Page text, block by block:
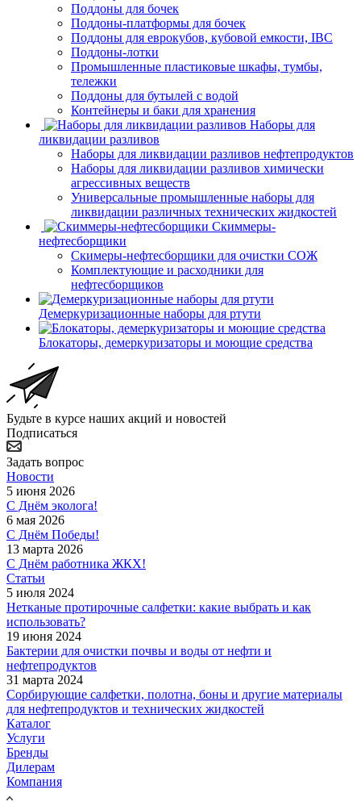
Поддоны для бочек
Поддоны-платформы для бочек
Поддоны для еврокубов, кубовой емкости, IBC
Поддоны-лотки
Промышленные пластиковые шкафы, тумбы,
тележки
Поддоны для бутылей с водой
Контейнеры и баки для хранения
Наборы для
ликвидации разливов
Наборы для ликвидации разливов нефтепродуктов
Наборы для ликвидации разливов химически
агрессивных веществ
Универсальные промышленные наборы для
ликвидации различных технических жидкостей
Скиммеры-
нефтесборщики
Скимеры-нефтесборщики для очистки СОЖ
Комплектующие и расходники для
нефтесборщиков
Демеркуризационные наборы для ртути
Блокаторы, демеркуризаторы и моющие средства
Будьте в курсе наших акций и новостей
Подписаться
Задать вопрос
Новости
5 июня 2026
С Днём эколога!
6 мая 2026
С Днём Победы!
13 марта 2026
С Днём работника ЖКХ!
Статьи
5 июля 2024
Нетканые протирочные салфетки: какие выбрать и как
использовать?
19 июня 2024
Бактерии для очистки почвы и воды от нефти и
нефтепродуктов
31 марта 2024
Сорбирующие салфетки, полотна, боны и другие материалы
для нефтепродуктов и технических жидкостей
Каталог
Услуги
Бренды
Дилерам
Компания